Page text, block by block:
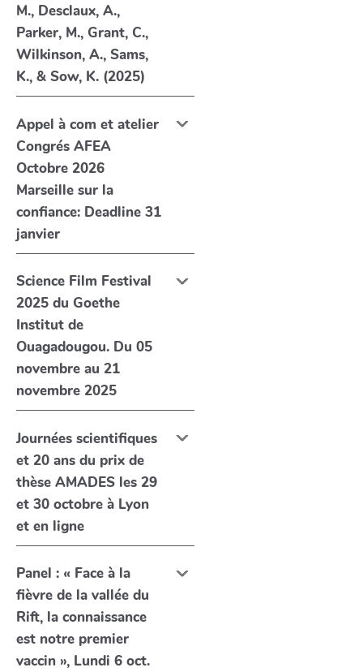
M., Desclaux, A.,
Parker, M., Grant, C.,
Wilkinson, A., Sams,
K., & Sow, K. (2025)
Appel à com et atelier
Congrés AFEA
Octobre 2026
Marseille sur la
confiance: Deadline 31
janvier
Science Film Festival
2025 du Goethe
Institut de
Ouagadougou. Du 05
novembre au 21
novembre 2025
Journées scientifiques
et 20 ans du prix de
thèse AMADES les 29
et 30 octobre à Lyon
et en ligne
Panel : « Face à la
fièvre de la vallée du
Rift, la connaissance
est notre premier
vaccin », Lundi 6 oct.